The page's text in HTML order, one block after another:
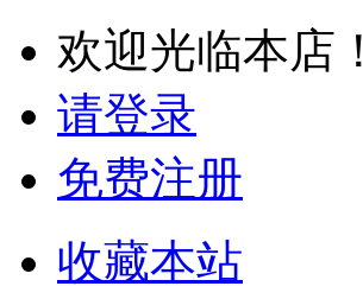
欢迎光临本店！
请登录
免费注册
收藏本站